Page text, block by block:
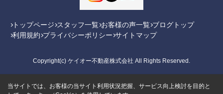
トップページ スタッフ一覧 お客様の声一覧 ブログトップ
利用規約 プライバシーポリシー サイトマップ
Copyright(c) ケイオー不動産株式会社 All Rights Reserved.
当サイトでは、お客様の当サイト利用状況把握、サービス向上検討を目的と